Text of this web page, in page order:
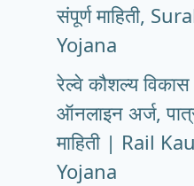
संपूर्ण माहिती,
Yojana
रेल्वे कौशल्य
ऑनलाइन अर्ज,
माहिती | Rail
Yojana